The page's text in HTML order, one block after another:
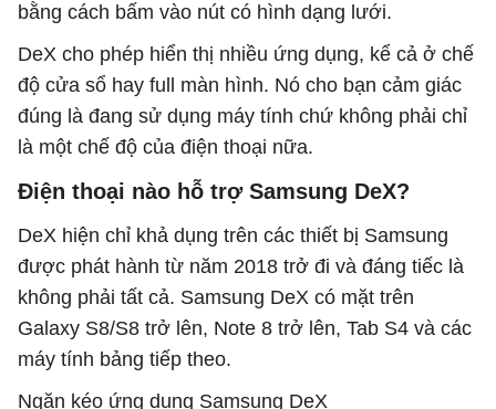
bằng cách bấm vào nút có hình dạng lưới.
DeX cho phép hiển thị nhiều ứng dụng, kể cả ở chế
độ cửa sổ hay full màn hình. Nó cho bạn cảm giác
đúng là đang sử dụng máy tính chứ không phải chỉ
là một chế độ của điện thoại nữa.
Điện thoại nào hỗ trợ Samsung DeX?
DeX hiện chỉ khả dụng trên các thiết bị Samsung
được phát hành từ năm 2018 trở đi và đáng tiếc là
không phải tất cả. Samsung DeX có mặt trên
Galaxy S8/S8 trở lên, Note 8 trở lên, Tab S4 và các
máy tính bảng tiếp theo.
Ngăn kéo ứng dụng Samsung DeX